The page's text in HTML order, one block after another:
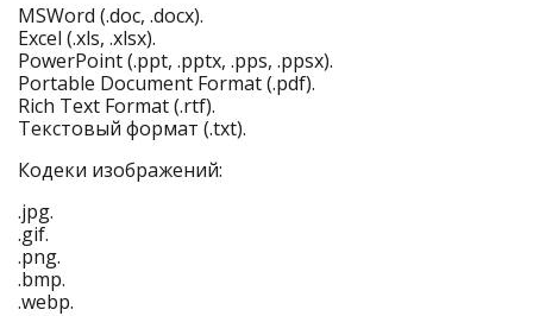
MSWord (.doc, .docx).
Excel (.xls, .xlsx).
PowerPoint (.ppt, .pptx, .pps, .ppsx).
Portable Document Format (.pdf).
Rich Text Format (.rtf).
Текстовый формат (.txt).
Кодеки изображений:
.jpg.
.gif.
.png.
.bmp.
.webp.